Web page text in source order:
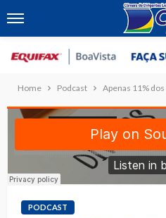
Home Podcast Apenas 11%
PODCAST